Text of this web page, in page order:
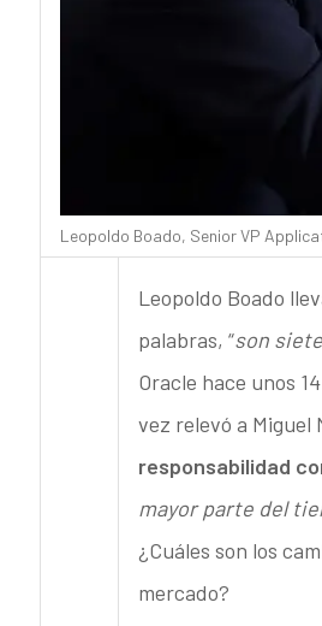
Leopoldo Boado, Senior VP
Leopoldo Boado
palabras, “son
Oracle hace unos
vez relevó a
responsabilidad
mayor parte del
¿Cuáles son los
mercado?